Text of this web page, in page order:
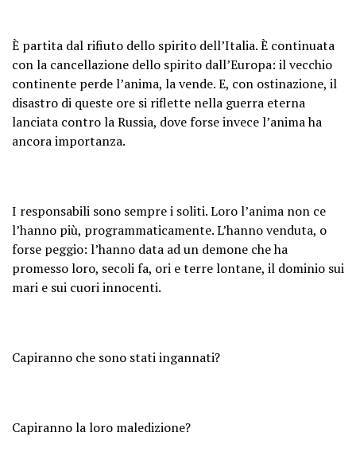
È partita dal rifiuto dello spirito dell’Italia. È continuata
con la cancellazione dello spirito dall’Europa: il vecchio
continente perde l’anima, la vende. E, con ostinazione, il
disastro di queste ore si riflette nella guerra eterna
lanciata contro la Russia, dove forse invece l’anima ha
ancora importanza.
I responsabili sono sempre i soliti. Loro l’anima non ce
l’hanno più, programmaticamente. L’hanno venduta, o
forse peggio: l’hanno data ad un demone che ha
promesso loro, secoli fa, ori e terre lontane, il dominio sui
mari e sui cuori innocenti.
Capiranno che sono stati ingannati?
Capiranno la loro maledizione?